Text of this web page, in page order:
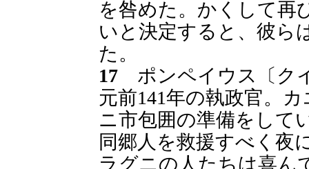
を咎めた。かくして再
いと決定すると、彼ら
た。
17 ポンペイウス〔ク
元前141年の執政官。
ニ市包囲の準備をして
同郷人を救援すべく夜
ラグニの人たちは喜ん